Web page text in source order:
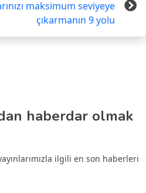
maksimum seviyeye
çıkarmanın 9 yolu
haberdar olmak
ilgili en son haberleri